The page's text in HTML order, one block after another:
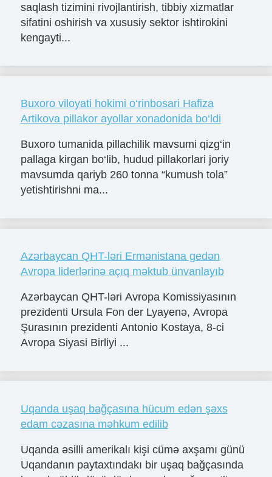
saqlash tizimini rivojlantirish, tibbiy xizmatlar
sifatini oshirish va xususiy sektor ishtirokini
kengayti...
Buxoro viloyati hokimi o‘rinbosari Hafiza
Artikova pillakor ayollar xonadonida bo‘ldi
Buxoro tumanida pillachilik mavsumi qizg‘in
pallaga kirgan bo‘lib, hudud pillakorlari joriy
mavsumda qariyb 260 tonna “kumush tola”
yetishtirishni ma...
Azərbaycan QHT-ləri Ermənistana gedən
Avropa liderlərinə açıq məktub ünvanlayıb
Azərbaycan QHT-ləri Avropa Komissiyasının
prezidenti Ursula Fon der Lyayenə, Avropa
Şurasının prezidenti Antonio Kostaya, 8-ci
Avropa Siyasi Birliyi ...
Uqanda uşaq bağçasına hücum edən şəxs
edam cəzasına məhkum edilib
Uqanda əsilli amerikalı kişi cümə axşamı günü
Uqandanın paytaxtındakı bir uşaq bağçasında